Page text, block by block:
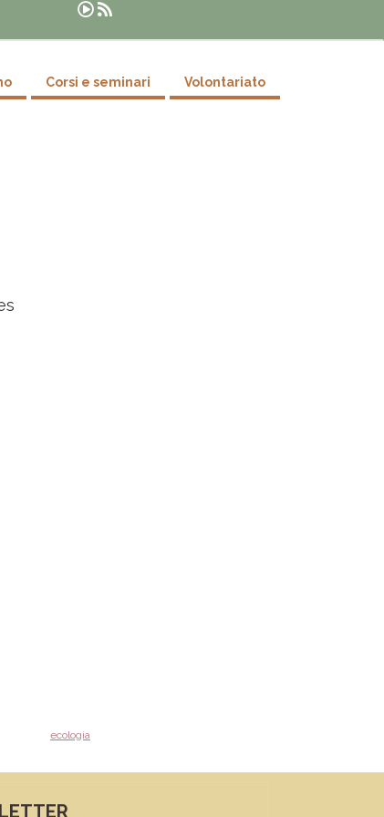
Corsi e seminari Volontariato
ecologia